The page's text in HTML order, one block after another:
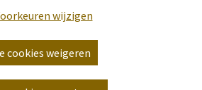
wijzigen
cookies weigeren